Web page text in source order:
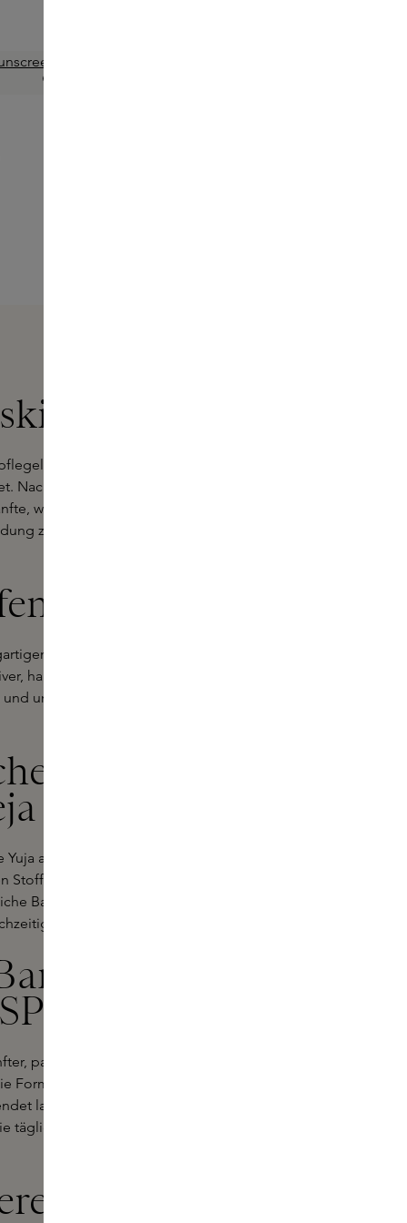
die moderne
Nach dem Wabi-Sabi-Prinzip - wo
wirksame und auf die Haut
zu innerem Frieden, mit
Kombination aus
hautfreundlicher Technologie
unserem Planeten formuliert -
aus Goheung, Herzblatt vom
Stoffe werden sorgfältig mit
Barriere respektieren. Die
ihre starke Wirkung.
50
parfümfreier Sonnenschutz mit
Formel mit Bambuswasser,
lang anhaltende Feuchtigkeit
tägliche Anwendung und alle
Skins